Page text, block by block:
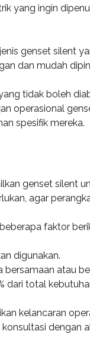
yang ingin
genset silent
dan mudah
tidak boleh
operasional
spesifik mereka.
genset silent
agar
faktor
digunakan.
bersamaan atau
dari total
kelancaran